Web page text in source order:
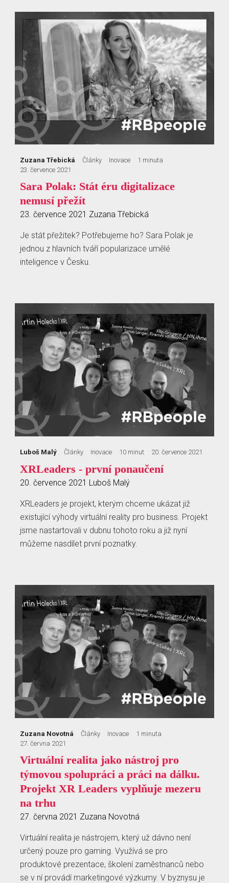
Zuzana Třebická Články Inovace
1 minuta
23. července 2021
Sara Polak: Stát éru digitalizace
nemusí přežít
23. července 2021 Zuzana Třebická
Je stát přežitek? Potřebujeme ho? Sara Polak je
jednou z hlavních tváří popularizace umělé
inteligence v Česku.
Luboš Malý Články Inovace 10 minut 20. července 2021
XRLeaders - první ponaučení
20. července 2021 Luboš Malý
XRLeaders je projekt, kterým chceme ukázat již
existující výhody virtuální reality pro business. Projekt
jsme nastartovali v dubnu tohoto roku a již nyní
můžeme nasdílet první poznatky.
Zuzana Novotná Články Inovace
1 minuta
27. června 2021
Virtuální realita jako nástroj pro
týmovou spolupráci a práci na dálku.
Projekt XR Leaders vyplňuje mezeru
na trhu
27. června 2021 Zuzana Novotná
Virtuální realita je nástrojem, který už dávno není
určený pouze pro gaming. Využívá se pro
produktové prezentace, školení zaměstnanců nebo
se v ní provádí marketingové výzkumy. V byznysu je